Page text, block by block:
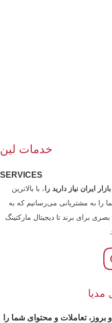
خدمات لین
SERVICES
ایران نیاز دارید را ، با بالاترین
را به مشتریانی می‌رسانیم که به
برای برند تا دیجیتال مارکتینگ
تعاملات و محتوای شما را